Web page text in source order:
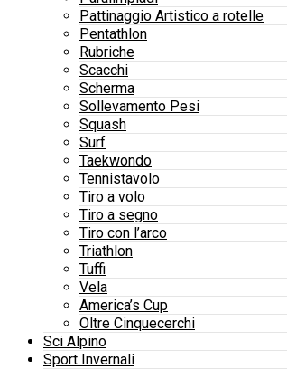
Pattinaggio Artistico a rotelle
Pentathlon
Rubriche
Scacchi
Scherma
Sollevamento Pesi
Squash
Surf
Taekwondo
Tennistavolo
Tiro a volo
Tiro a segno
Tiro con l’arco
Triathlon
Tuffi
Vela
America’s Cup
Oltre Cinquecerchi
Sci Alpino
Sport Invernali